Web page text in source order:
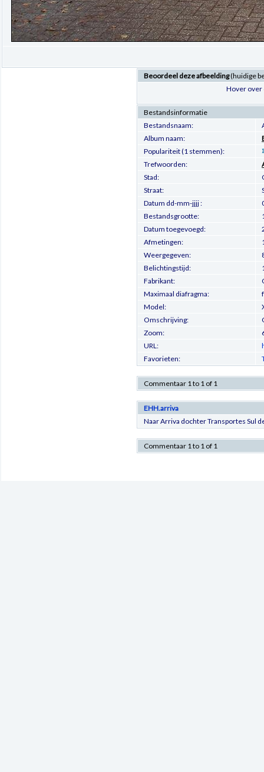
Beoordeel deze afbeelding(huidige
Hover over
Bestandsinformatie
Bestandsnaam:
Album naam:
Populariteit (1 stemmen):
Trefwoorden:
Stad:
Straat:
Datum dd-mm-jjjj :
Bestandsgrootte:
Datum toegevoegd:
Afmetingen:
Weergegeven:
Belichtingstijd:
Fabrikant:
Maximaal diafragma:
Model:
Omschrijving:
Zoom:
URL:
Favorieten:
Commentaar 1 to 1 of 1
EHH.arriva
Naar Arriva dochter Transportes Sul
Commentaar 1 to 1 of 1